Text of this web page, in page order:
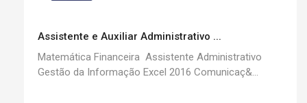
Assistente e Auxiliar Administrativo ...
Matemática Financeira Assistente Administrativo
Gestão da Informação Excel 2016 Comunicaç&...